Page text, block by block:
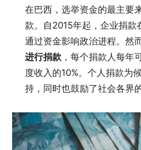
在巴西，选举资金的最主要
款。自2015年起，企业捐款
通过资金影响政治进程。然
进行捐款 ，每个捐款人每年
度收入的10%。个人捐款为
持，同时也鼓励了社会各界